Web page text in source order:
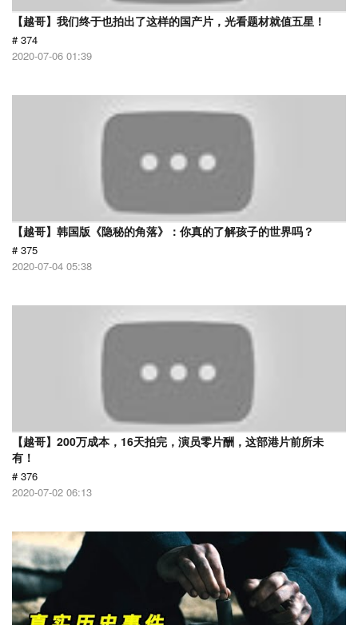
【越哥】我们终于也拍出了这样的国产片，光看题材就值五星！
# 374
2020-07-06 01:39
【越哥】韩国版《隐秘的角落》：你真的了解孩子的世界吗？
# 375
2020-07-04 05:38
【越哥】200万成本，16天拍完，演员零片酬，这部港片前所未
有！
# 376
2020-07-02 06:13